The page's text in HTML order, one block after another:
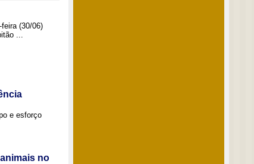
(30/06)
...
e esforço
no